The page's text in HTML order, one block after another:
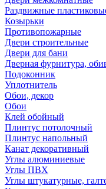
Раздвижные
Козырьки
Противопожарные
Двери строительные
Двери для бани
Дверная фурнитура,
Подоконник
Уплотнитель
Обои, декор
Обои
Клей обойный
Плинтус потолочный
Плинтус напольный
Канат декоративный
Углы алюминиевые
Углы ПВХ
Углы штукатурные,